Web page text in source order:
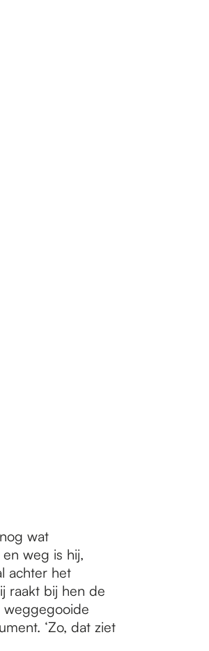
wat
weg is hij,
achter het
raakt bij hen de
weggegooide
‘Zo, dat ziet